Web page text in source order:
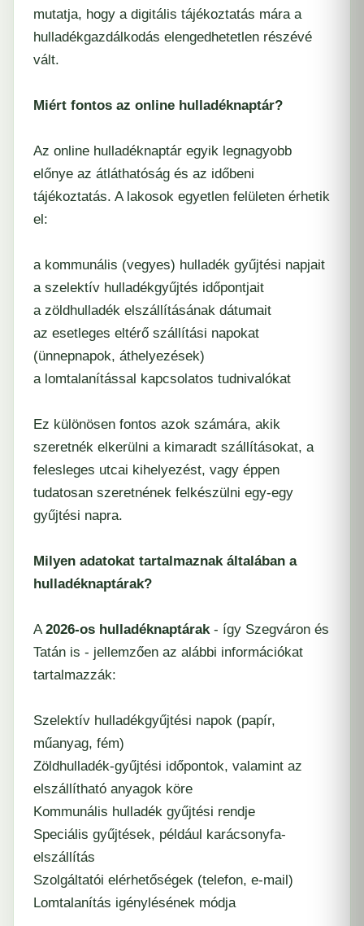
mutatja, hogy a digitális tájékoztatás mára a
hulladékgazdálkodás elengedhetetlen részévé
vált.
Miért fontos az online hulladéknaptár?
Az online hulladéknaptár egyik legnagyobb
előnye az átláthatóság és az időbeni
tájékoztatás. A lakosok egyetlen felületen érhetik
el:
a kommunális (vegyes) hulladék gyűjtési napjait
a szelektív hulladékgyűjtés időpontjait
a zöldhulladék elszállításának dátumait
az esetleges eltérő szállítási napokat
(ünnepnapok, áthelyezések)
a lomtalanítással kapcsolatos tudnivalókat
Ez különösen fontos azok számára, akik
szeretnék elkerülni a kimaradt szállításokat, a
felesleges utcai kihelyezést, vagy éppen
tudatosan szeretnének felkészülni egy-egy
gyűjtési napra.
Milyen adatokat tartalmaznak általában a
hulladéknaptárak?
A2026-os hulladéknaptárak- így Szegváron és
Tatán is - jellemzően az alábbi információkat
tartalmazzák:
Szelektív hulladékgyűjtési napok (papír,
műanyag, fém)
Zöldhulladék-gyűjtési időpontok, valamint az
elszállítható anyagok köre
Kommunális hulladék gyűjtési rendje
Speciális gyűjtések, például karácsonyfa-
elszállítás
Szolgáltatói elérhetőségek (telefon, e-mail)
Lomtalanítás igénylésének módja